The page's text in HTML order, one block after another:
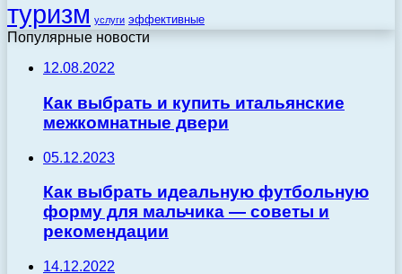
туризм услуги эффективные
Популярные новости
12.08.2022
Как выбрать и купить итальянские
межкомнатные двери
05.12.2023
Как выбрать идеальную футбольную
форму для мальчика — советы и
рекомендации
14.12.2022